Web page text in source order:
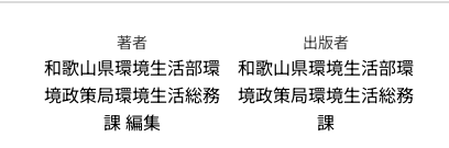
著者
和歌山県環境生活部環
境政策局環境生活総務
課 編集
出版者
和歌山県環境生活部環
境政策局環境生活総務
課